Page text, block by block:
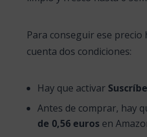
Para conseguir ese precio
cuenta dos condiciones:
Hay que activar
Antes de comprar, hay
de 0,56 euros en